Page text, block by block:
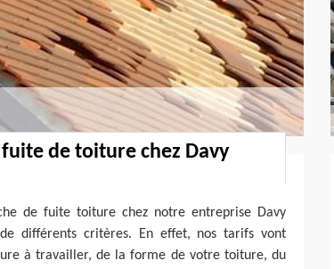
de toiture chez Davy
de fuite toiture chez notre entreprise Davy
différents critères. En effet, nos tarifs vont
à travailler, de la forme de votre toiture, du